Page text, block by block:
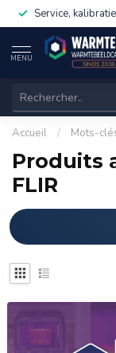
Service,
MENU
Accueil / Mots-
Produits
FLIR